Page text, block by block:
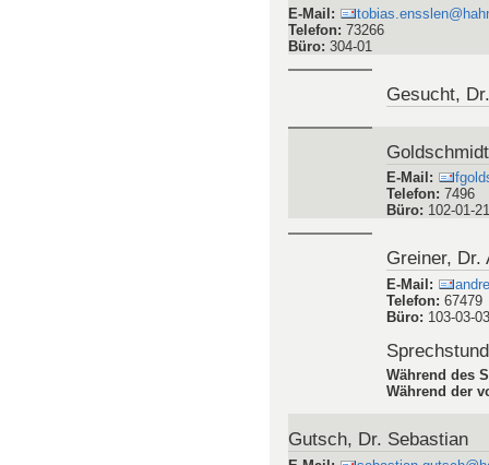
Büro:FIT 02-
Webseite:
Ensslen, Dr. Tobias
Gesucht,
E-Mail:
Büro
102-01-